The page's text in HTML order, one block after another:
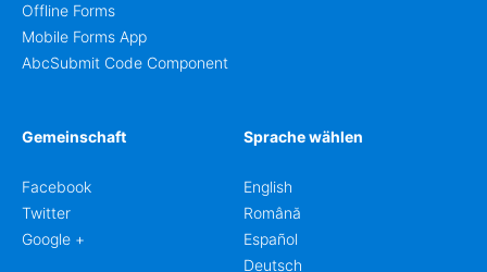
Offline Forms
Mobile Forms App
AbcSubmit Code Component
Gemeinschaft
Facebook
Twitter
Google +
Sprache wählen
English
Română
Español
Deutsch